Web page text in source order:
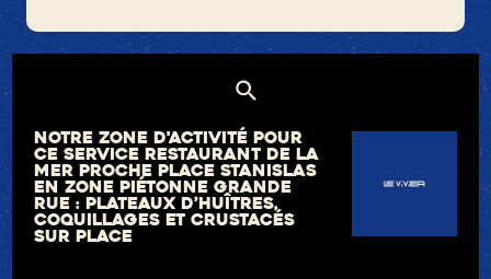
Notre zone d'activité pour
ce service Restaurant de la
mer proche Place Stanislas
en zone piétonne Grande
Rue : plateaux d’huîtres,
coquillages et crustacés
sur place